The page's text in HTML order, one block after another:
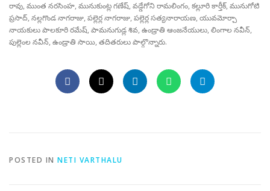
రావు, ముంత నరసింహ, మునుకుంట్ల గణేష్, వడ్డేగోని రామలింగం, కల్లూరి కార్తీక్, మునుగోటి
ప్రసాద్, నల్లగొండ నాగరాజు, పల్లెర్ల నాగరాజు, పల్లెర్ల సత్యనారాయణ, యువమోర్చా
నాయకులు పాలకూరి రమేష్, పామనుగుడ్ల శివ, ఉండ్రాతి ఆంజనేయులు, లింగాల నవీన్,
పుల్లెంల నవీన్, ఉండ్రాతి సాయి, తదితరులు పాల్గొన్నారు.
POSTED IN NETI VARTHALU